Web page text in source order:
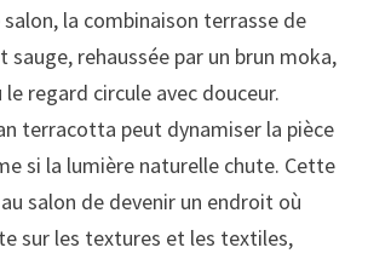
la combinaison terrasse de
sauge, rehaussée par un brun moka,
le regard circule avec douceur.
terracotta peut dynamiser la pièce
si la lumière naturelle chute. Cette
salon de devenir un endroit où
sur les textures et les textiles,